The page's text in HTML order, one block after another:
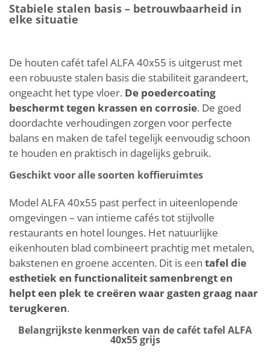
Stabiele stalen basis – betrouwbaarheid in
elke situatie
De houten cafét tafel ALFA 40x55 is uitgerust met
een robuuste stalen basis die stabiliteit garandeert,
ongeacht het type vloer. De poedercoating
beschermt tegen krassen en corrosie. De goed
doordachte verhoudingen zorgen voor perfecte
balans en maken de tafel tegelijk eenvoudig schoon
te houden en praktisch in dagelijks gebruik.
Geschikt voor alle soorten koffieruimtes
Model ALFA 40x55 past perfect in uiteenlopende
omgevingen – van intieme cafés tot stijlvolle
restaurants en hotel lounges. Het natuurlijke
eikenhouten blad combineert prachtig met metalen,
bakstenen en groene accenten. Dit is een tafel die
esthetiek en functionaliteit samenbrengt en
helpt een plek te creëren waar gasten graag naar
terugkeren.
Belangrijkste kenmerken van de cafét tafel ALFA
40x55 grijs